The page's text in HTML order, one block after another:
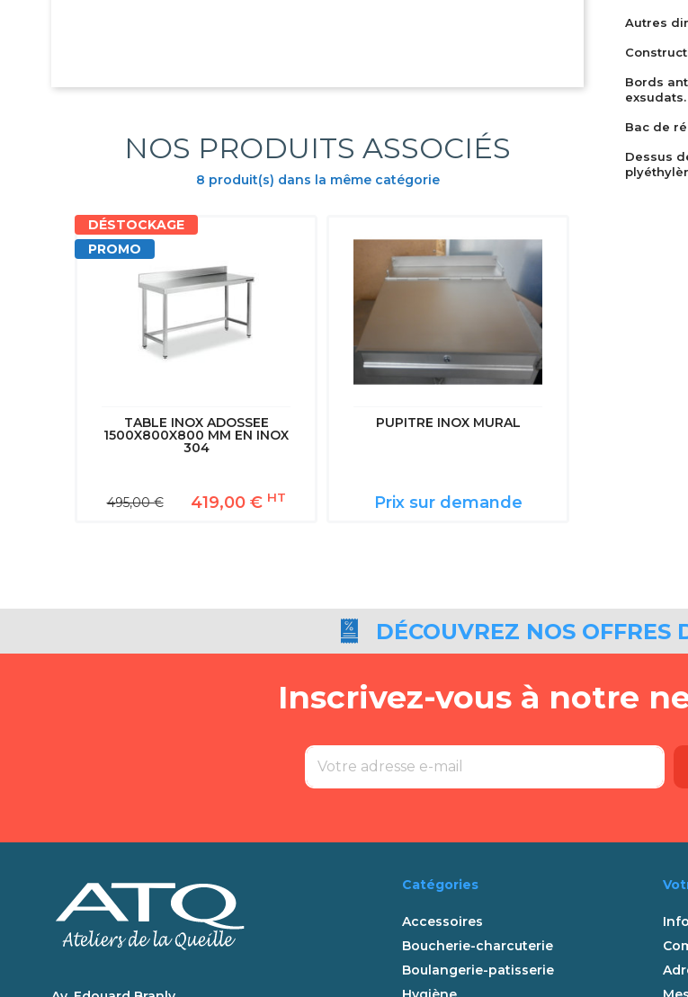
NOS PRODUITS ASSOCIÉS
8 produit(s) dans la même catégorie
TABLE INOX ADOSSEE
1500X800X800 MM EN INOX
304
495,00 € 419,00 € HT
DÉSTOCKAGE
PROMO
PUPITRE INOX MURAL
Prix sur demande
Autres
Bords
exsudats.
Bac de
Dessus
DÉCOUVREZ NOS OFFRES
Inscrivez-vous à notre
Catégories
Accessoires
Boucherie-charcuterie
Boulangerie-patisserie